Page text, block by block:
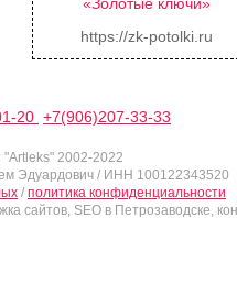
https://zk-potolki.ru
20 +7(906)207-33-33
"Artleks" 2002-2022
Эдуардович / ИНН 100122343520
/ политика конфиденциальности
сайтов, SEO в Петрозаводске,